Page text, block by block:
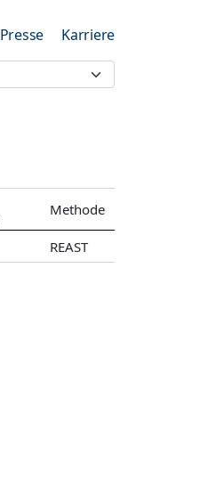
Presse Karriere
Methode
REAST